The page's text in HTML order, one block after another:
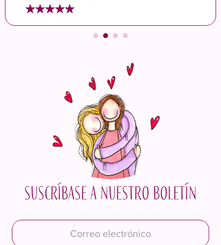
★★★★★
Suscríbase a nuestro boletín